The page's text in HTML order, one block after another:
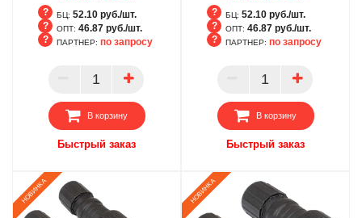
БЦ: 52.10 руб./шт.
ОПТ: 46.87 руб./шт.
ПАРТНЕР
ПАРТНЕР: по запросу
В корзину
Быстрый заказ
БЦ: 52.10 руб./шт.
ОПТ: 46.87 руб./шт.
ПАРТНЕР
ПАРТНЕР: по запросу
В корзину
Быстрый заказ